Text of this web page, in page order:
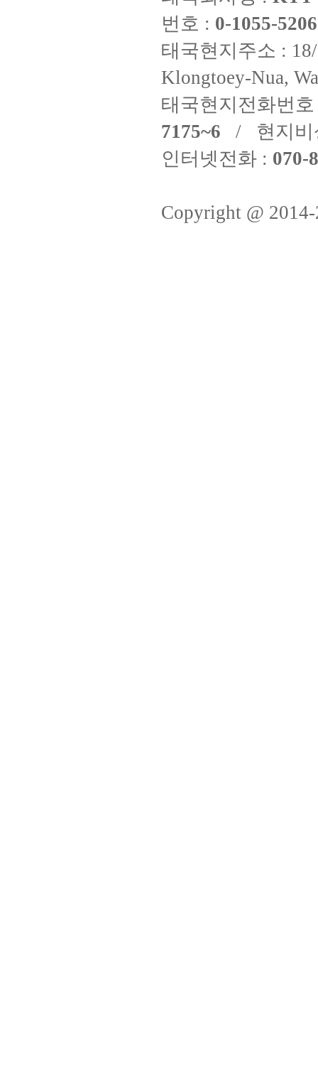
번호 : 0-1055-
태국현지주소 :
Klongtoey-Nua,
태국현지전화번
7175~6 / 현지비
인터넷전화 : 070-
Copyright @